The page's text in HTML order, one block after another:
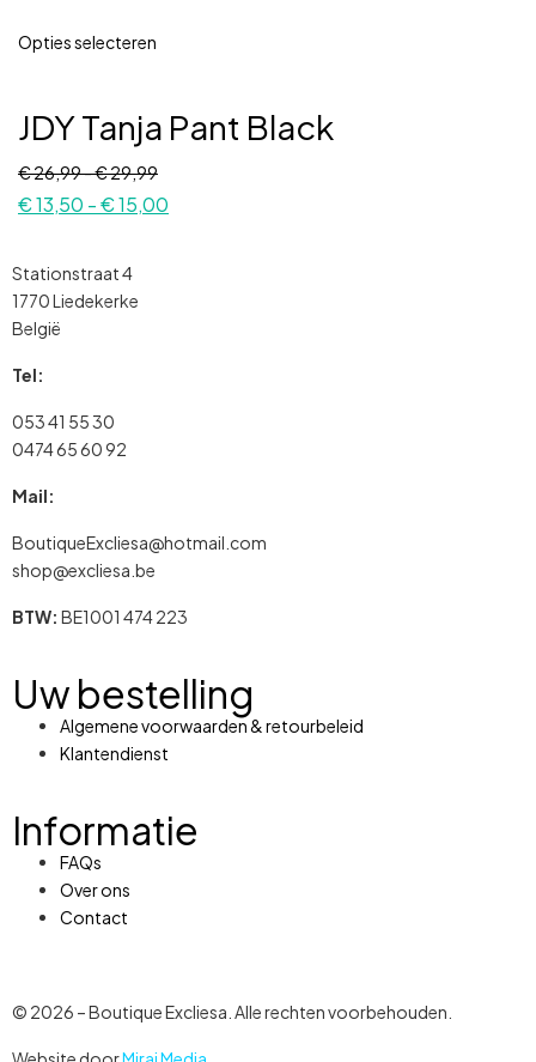
Opties selecteren
JDY Tanja Pant Black
€26,99-€29,99
€13,50 -€15,00
Stationstraat 4
1770 Liedekerke
België
Tel:
053 41 55 30
0474 65 60 92
Mail:
BoutiqueExcliesa@hotmail.com
shop@excliesa.be
BTW: BE1001 474 223
Uw bestelling
Algemene voorwaarden & retourbeleid
Klantendienst
Informatie
FAQs
Over ons
Contact
© 2026 – Boutique Excliesa. Alle rechten voorbehouden.